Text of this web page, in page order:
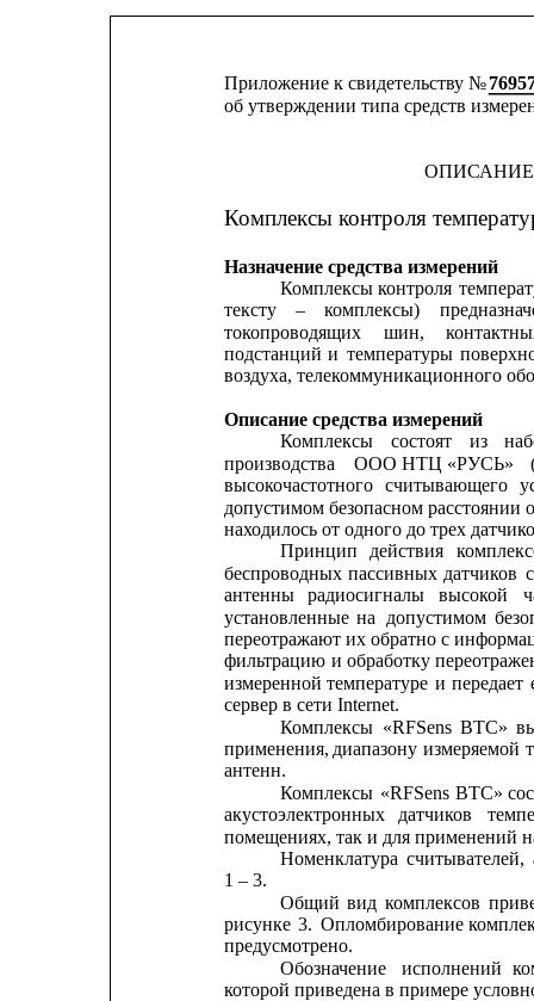
Приложение к свидетельству №
об утверждении типа средств
ОПИСАНИЕ
Комплексы контроля
Назначение средства измерений
Комплексы контроля
тексту
– комплексы)
токопроводящих
шин,
подстанций и температуры
воздуха, телекоммуникационного
Описание средства измерений
Комплексы
состоят из
производства
ООО НТЦ «РУСЬ»
высокочастотного
считывающего
допустимом безопасном расстоянии
находилось от одного до трех
Принцип
действия
беспроводных пассивных датчиков
антенны
радиосигналы высокой
установленные на допустимом
переотражают их обратно с
фильтрацию и обработку
измеренной температуре и передает
сервер в сети Internet.
Комплексы «RFSens BTC»
применения, диапазону измеряемой
антенн.
Комплексы «RFSens BTC»
акустоэлектронных
датчиков
помещениях, так и для применений
Номенклатура считывателей,
1 – 3.
Общий вид комплексов
рисунке 3. Опломбирование
предусмотрено.
Обозначение
исполнений
которой приведена в примере